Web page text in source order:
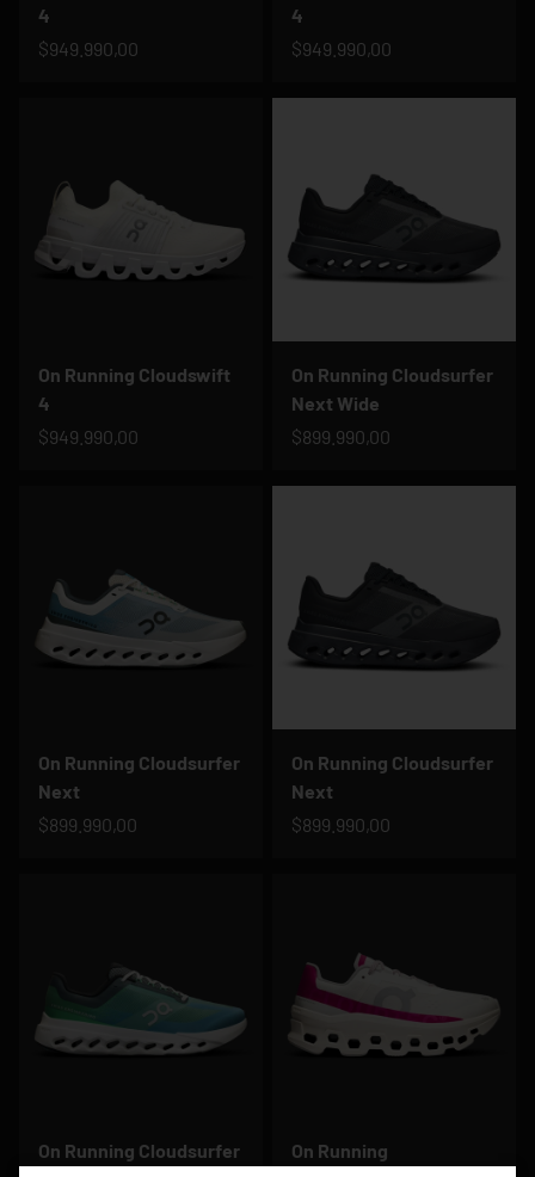
4
$949.990,00
4
$949.990,00
On Running Cloudswift
4
$949.990,00
On Running Cloudsurfer
Next Wide
$899.990,00
On Running Cloudsurfer
Next
$899.990,00
On Running Cloudsurfer
Next
$899.990,00
On Running Cloudsurfer
On Running